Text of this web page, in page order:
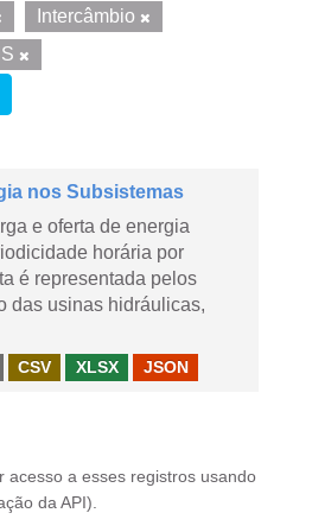
Intercâmbio
nos Subsistemas
e oferta de energia
horária por
é representada pelos
das usinas hidráulicas,
CSV XLSX JSON
acesso a esses registros usando
da API ).